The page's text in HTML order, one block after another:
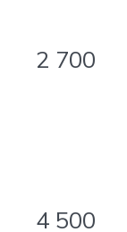
2 700
4 500